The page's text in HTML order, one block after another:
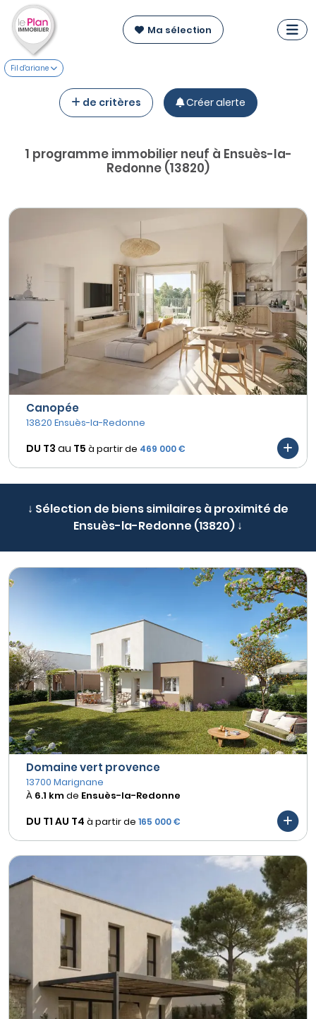
Ma sélection
Fil d'ariane
de critères Créer alerte
1 programme immobilier neuf à Ensuès-la-
Redonne (13820)
Canopée
13820 Ensuès-la-Redonne
DU T3 au T5 à partir de 469 000 €
↓ Sélection de biens similaires à proximité de
Ensuès-la-Redonne (13820) ↓
Domaine vert provence
13700 Marignane
À 6.1 kmde Ensuès-la-Redonne
DU T1 AU T4 à partir de 165 000 €